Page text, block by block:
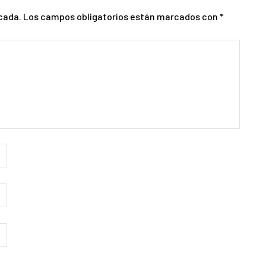
Los campos obligatorios están marcados con *